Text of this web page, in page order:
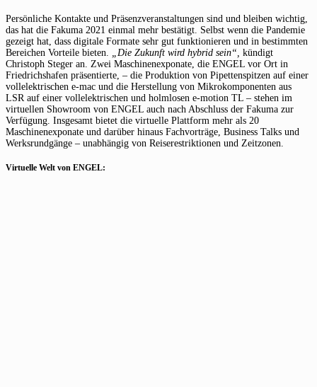
Persönliche Kontakte und Präsenzveranstaltungen sind und bleiben wichtig,
das hat die Fakuma 2021 einmal mehr bestätigt. Selbst wenn die Pandemie
gezeigt hat, dass digitale Formate sehr gut funktionieren und in bestimmten
Bereichen Vorteile bieten. „Die Zukunft wird hybrid sein“, kündigt
Christoph Steger an. Zwei Maschinenexponate, die ENGEL vor Ort in
Friedrichshafen präsentierte, – die Produktion von Pipettenspitzen auf einer
vollelektrischen e-mac und die Herstellung von Mikrokomponenten aus
LSR auf einer vollelektrischen und holmlosen e-motion TL – stehen im
virtuellen Showroom von ENGEL auch nach Abschluss der Fakuma zur
Verfügung. Insgesamt bietet die virtuelle Plattform mehr als 20
Maschinenexponate und darüber hinaus Fachvorträge, Business Talks und
Werksrundgänge – unabhängig von Reiserestriktionen und Zeitzonen.
Virtuelle Welt von ENGEL: